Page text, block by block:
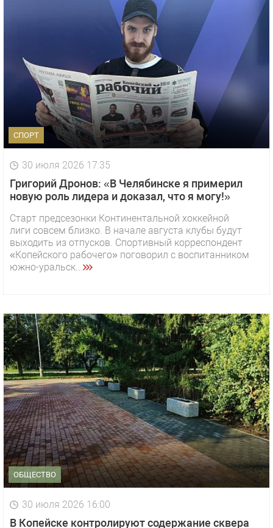
СПОРТ
30 июля 2026 17:35
Григорий Дронов: «В Челябинске я примерил
новую роль лидера и доказал, что я могу!»
Старт предсезонки Континентальной хоккейной
лиги совсем близко. В начале августа клубы будут
выходить из отпусков. Спортивный корреспондент
«Копейского рабочего» поговорил с воспитанником
южно-уральск...
ОБЩЕСТВО
30 июля 2026 16:00
В Копейске контролируют содержание сквера